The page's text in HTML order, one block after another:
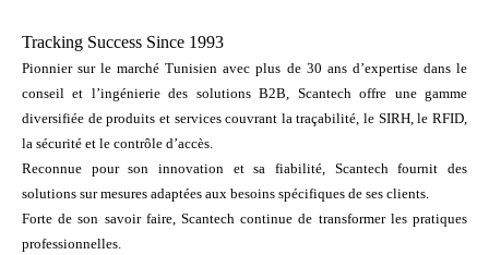
Tracking Success Since 1993
Pionnier sur le marché Tunisien avec plus de 30 ans d’expertise dans le
conseil et l’ingénierie des solutions B2B, Scantech offre une gamme
diversifiée de produits et services couvrant la traçabilité, le SIRH, le RFID,
la sécurité et le contrôle d’accès.
Reconnue pour son innovation et sa fiabilité, Scantech fournit des
solutions sur mesures adaptées aux besoins spécifiques de ses clients.
Forte de son savoir faire, Scantech continue de transformer les pratiques
professionnelles.